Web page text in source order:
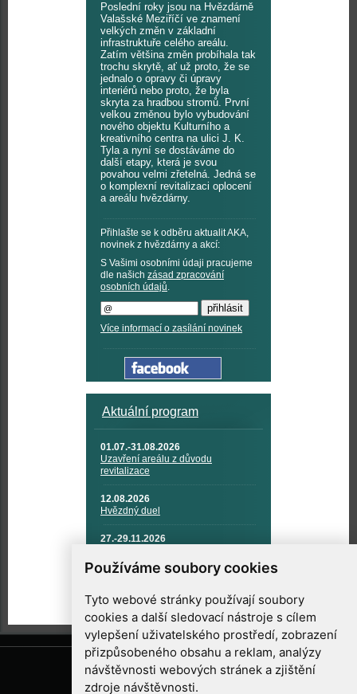
Používáme soubory cookies
Tyto webové stránky používají soubory
cookies a další sledovací nástroje s cílem
vylepšení uživatelského prostředí, zobrazení
přizpůsobeného obsahu a reklam, analýzy
návštěvnosti webových stránek a zjištění
zdroje návštěvnosti.
Poslední roky jsou na Hvězdárně
Valašské Meziříčí ve znamení
velkých změn v základní
infrastruktuře celého areálu.
Zatím většina změn probíhala tak
trochu skrytě, ať už proto, že se
jednalo o opravy či úpravy
interiérů nebo proto, že byla
skryta za hradbou stromů. První
velkou změnou bylo vybudování
nového objektu Kulturního a
kreativního centra na ulici J. K.
Tyla a nyní se dostáváme do
další etapy, která je svou
povahou velmi zřetelná. Jedná se
o komplexní revitalizaci oplocení
a areálu hvězdárny.
Přihlašte se k odběru aktualit AKA,
novinek z hvězdárny a akcí:
S Vašimi osobními údaji pracujeme
dle našich zásad zpracování
osobních údajů.
Více informací o zasílání novinek
Aktuální program
01.07.-31.08.2026
Uzavření areálu z důvodu
revitalizace
12.08.2026
Hvězdný duel
27.-29.11.2026
TECHNIKA A KOSMICKÉ
TECHNOLOGIE